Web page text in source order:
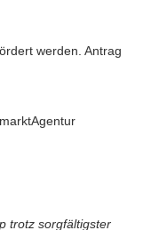
werden. Antrag
trotz sorgfältigster